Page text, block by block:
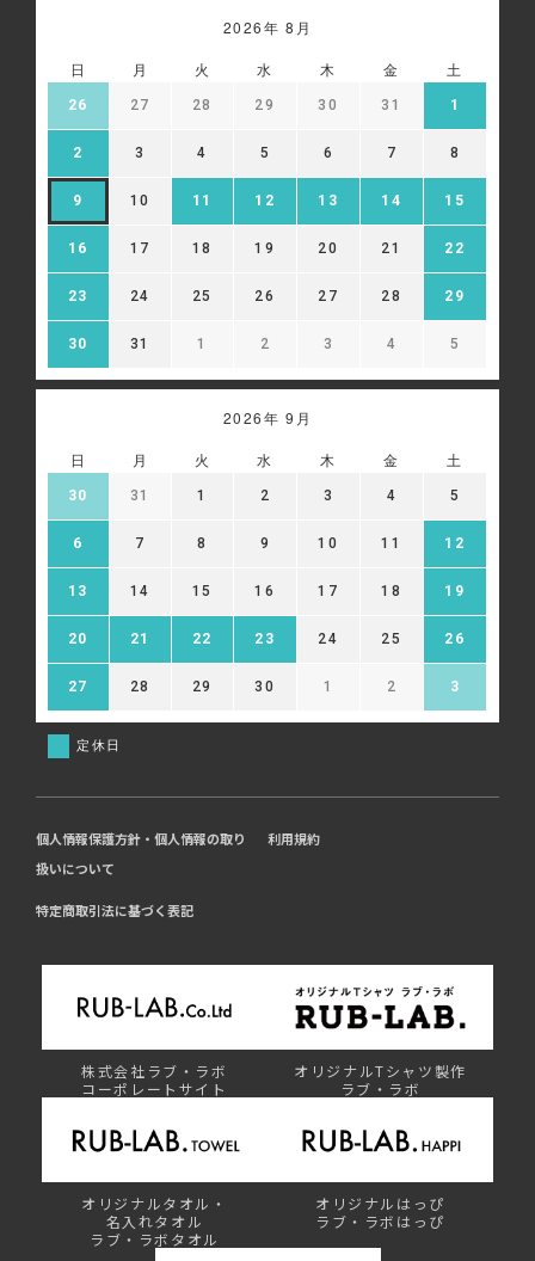
2026年 8月
日 月 火 水 木 金 土
26 27 28 29 30 31 1
2 3 4 5 6 7 8
9 10 11 12 13 14 15
16 17 18 19 20 21 22
23 24 25 26 27 28 29
30 31 1 2 3 4 5
2026年 9月
日 月 火 水 木 金 土
30 31 1 2 3 4 5
6 7 8 9 10 11 12
13 14 15 16 17 18 19
20 21 22 23 24 25 26
27 28 29 30 1 2 3
定休日
個人情報保護方針・個人情報の取り
扱いについて
利用規約
特定商取引法に基づく表記
株式会社ラブ・ラボ
コーポレートサイト
オリジナルTシャツ製作
ラブ・ラボ
オリジナルタオル・
名入れタオル
ラブ・ラボタオル
オリジナルはっぴ
ラブ・ラボはっぴ